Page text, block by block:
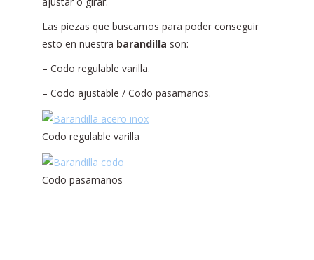
Las piezas que buscamos para poder conseguir
esto en nuestra barandilla son:
– Codo regulable varilla.
– Codo ajustable / Codo pasamanos.
Codo regulable varilla
Codo pasamanos